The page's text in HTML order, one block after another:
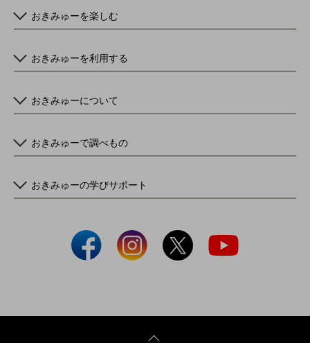
おきみゅーを楽しむ
おきみゅーを利用する
おきみゅーについて
おきみゅーで調べもの
おきみゅーの学びサポート